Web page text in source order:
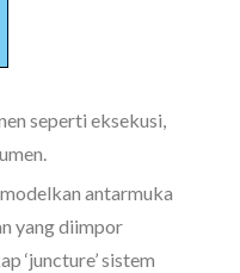
seperti eksekusi,
antarmuka
yang diimpor
‘juncture’ sistem